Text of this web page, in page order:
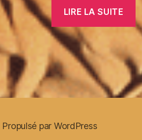
LIRE LA SUITE
Propulsé par WordPress